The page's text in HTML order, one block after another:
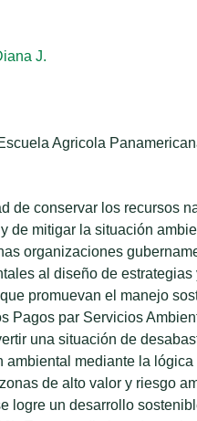
J.
Agricola
de conservar los recursos
de mitigar la situación
organizaciones
al diseño de
promuevan el manejo
Pagos par Servicios
una situación de
ambiental mediante la lógica
de alto valor y riesgo
logre un desarrollo